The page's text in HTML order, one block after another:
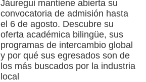
Jáuregui mantiene abierta su
convocatoria de admisión hasta
el 6 de agosto. Descubre su
oferta académica bilingüe, sus
programas de intercambio global
y por qué sus egresados son de
los más buscados por la industria
local